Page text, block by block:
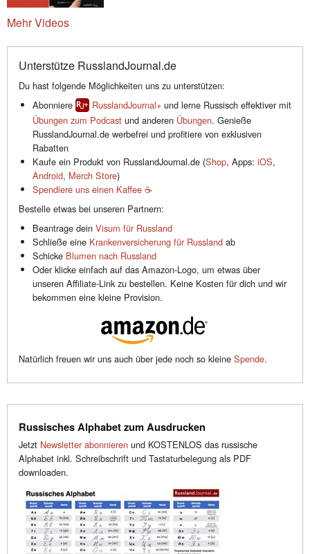
Mehr Videos
Unterstütze RusslandJournal.de
Du hast folgende Möglichkeiten uns zu unterstützen:
Abonniere
RusslandJournal+ und lerne Russisch effektiver mit
Übungen zum Podcast und anderen Übungen. Genieße
RusslandJournal.de werbefrei und profitiere von exklusiven
Rabatten
Kaufe ein Produkt von RusslandJournal.de (Shop, Apps: iOS,
Android, Merch Store)
Spendiere uns einen Kaffee ☕️
Bestelle etwas bei unseren Partnern:
Beantrage dein Visum für Russland
Schließe eine Krankenversicherung für Russland ab
Schicke Blumen nach Russland
Oder klicke einfach auf das Amazon-Logo, um etwas über
unseren Affiliate-Link zu bestellen. Keine Kosten für dich und wir
bekommen eine kleine Provision.
Natürlich freuen wir uns auch über jede noch so kleine Spende.
Russisches Alphabet zum Ausdrucken
Jetzt Newsletter abonnieren und KOSTENLOS das russische
Alphabet inkl. Schreibschrift und Tastaturbelegung als PDF
downloaden.